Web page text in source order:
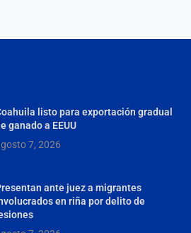
listo para exportación gradual
ganado a EEUU
7, 2026
ante juez a migrantes
en riña por delito de